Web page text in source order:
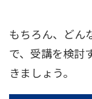
もちろん、どん
で、受講を検討
きましょう。